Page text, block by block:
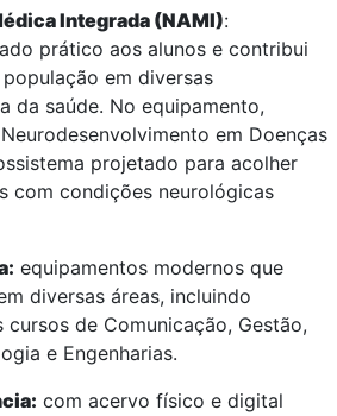
Integrada (NAMI):
prático aos alunos e contribui
em diversas
da saúde. No equipamento,
em Doenças
projetado para acolher
com condições neurológicas
equipamentos modernos que
diversas áreas, incluindo
cursos de Comunicação, Gestão,
e Engenharias.
com acervo físico e digital